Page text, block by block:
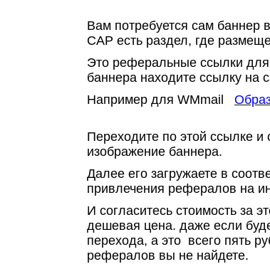
Вам потребуется сам баннер
САР есть раздел, где
Это реферальные ссылки
баннера находите ссылку на
Например для WMmail
Переходите по этой ссылке и
изображение баннера.
Далее его загружаете в
привлечения рефералов на
И согласитесь стоимость за
дешевая цена. даже если
перехода, а это всего пять
рефералов вы не найдете.